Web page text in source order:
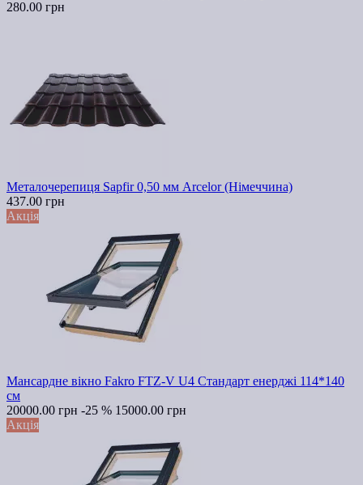
280.00 грн
Металочерепиця Sapfir 0,50 мм Arcelor (Німеччина)
437.00 грн
Акція
Мансардне вікно Fakro FTZ-V U4 Стандарт енерджі 114*140
см
20000.00 грн -25 % 15000.00 грн
Акція